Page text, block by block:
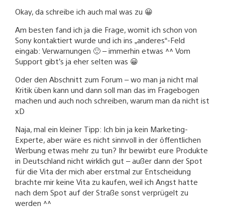
Okay, da schreibe ich auch mal was zu 😀
Am besten fand ich ja die Frage, womit ich schon von
Sony kontaktiert wurde und ich ins „anderes“-Feld
eingab: Verwarnungen 🙂 – immerhin etwas ^^ Vom
Support gibt’s ja eher selten was 😀
Oder den Abschnitt zum Forum – wo man ja nicht mal
Kritik üben kann und dann soll man das im Fragebogen
machen und auch noch schreiben, warum man da nicht ist
xD
Naja, mal ein kleiner Tipp: Ich bin ja kein Marketing-
Experte, aber wäre es nicht sinnvoll in der öffentlichen
Werbung etwas mehr zu tun? Ihr bewirbt eure Produkte
in Deutschland nicht wirklich gut – außer dann der Spot
für die Vita der mich aber erstmal zur Entscheidung
brachte mir keine Vita zu kaufen, weil ich Angst hatte
nach dem Spot auf der Straße sonst verprügelt zu
werden ^^